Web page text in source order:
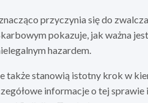
przyczynia się do
pokazuje, jak ważna jest
hazardem.
także stanowią istotny krok w
informacje o tej sprawie i